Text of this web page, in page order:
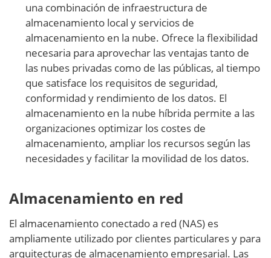
una combinación de infraestructura de
almacenamiento local y servicios de
almacenamiento en la nube. Ofrece la flexibilidad
necesaria para aprovechar las ventajas tanto de
las nubes privadas como de las públicas, al tiempo
que satisface los requisitos de seguridad,
conformidad y rendimiento de los datos. El
almacenamiento en la nube híbrida permite a las
organizaciones optimizar los costes de
almacenamiento, ampliar los recursos según las
necesidades y facilitar la movilidad de los datos.
Almacenamiento en red
El almacenamiento conectado a red (NAS) es
ampliamente utilizado por clientes particulares y para
arquitecturas de almacenamiento empresarial. Las